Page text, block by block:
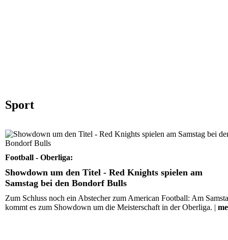
Sport
Showdown um den Titel - Red Knights spielen am
bei den Bondorf Bulls
Football - Oberliga:
Showdown um den Titel - Red Knights spielen am
Samstag bei den Bondorf Bulls
Zum Schluss noch ein Abstecher zum American Football: Am
kommt es zum Showdown um die Meisterschaft in der Oberliga. |